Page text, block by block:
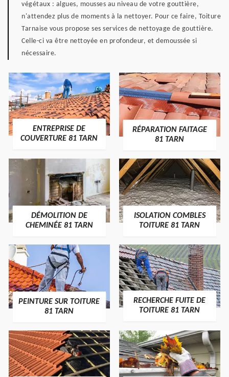
végétaux : algues, mousses au niveau de votre gouttière,
n'attendez plus de moments à la nettoyer. Pour ce faire, Toiture
Tarnaise vous propose ses services de nettoyage de gouttière.
Celle-ci va être nettoyée en profondeur, et demoussée si
nécessaire.
ENTREPRISE DE
COUVERTURE 81 TARN
RÉPARATION FAITAGE
81 TARN
DÉMOLITION DE
CHEMINÉE 81 TARN
ISOLATION COMBLES
TOITURE 81 TARN
PEINTURE SUR TOITURE
81 TARN
RECHERCHE FUITE DE
TOITURE 81 TARN